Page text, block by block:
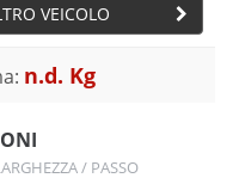
VEICOLO
n.d. Kg
/ PASSO